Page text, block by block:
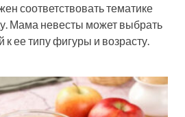
соответствовать тематике
Мама невесты может выбрать
ее типу фигуры и возрасту.